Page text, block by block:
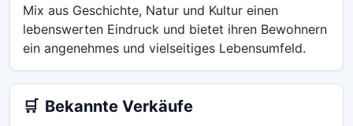
Mix aus Geschichte, Natur und Kultur einen
lebenswerten Eindruck und bietet ihren Bewohnern
ein angenehmes und vielseitiges Lebensumfeld.
🛒 Bekannte Verkäufe